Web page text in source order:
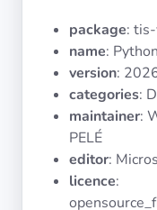
Catégories
package:
name:
version:
categories:
maintainer:
PELÉ
editor:
licence: